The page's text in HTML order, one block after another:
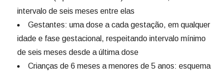
intervalo de seis meses entre elas
Gestantes: uma dose a cada gestação, em qualquer
idade e fase gestacional, respeitando intervalo mínimo
de seis meses desde a última dose
Crianças de 6 meses a menores de 5 anos: esquema